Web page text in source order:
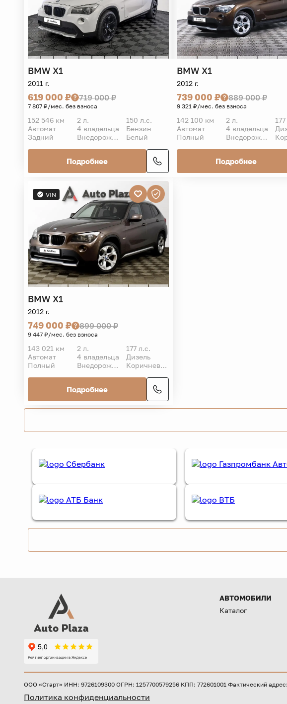
BMW X1
2011 г.
619 000 ₽ 719 000 ₽
7 807 ₽/мес. без взноса
152 546 км 2 л.
150 л.с.
Автомат
4 владельца
Бензин
Задний
Внедорожник 5 дв. Белый
Подробнее
BMW X1
2012 г.
739 000 ₽ 889 000 ₽
9 321 ₽/мес. без взноса
142 100 км 2 л.
Автомат
4 владельца
Полный
Внедорожник 5 дв.
Подробнее
VIN
BMW X1
2012 г.
749 000 ₽ 899 000 ₽
9 447 ₽/мес. без взноса
143 021 км 2 л.
177 л.с.
Автомат
4 владельца
Дизель
Полный
Внедорожник 5 дв. Коричневый
Подробнее
АВТОМОБИЛИ
Каталог
ООО «Старт» ИНН: 9726109300 ОГРН: 1257700579256 КПП: 772601001 Фактический
Политика конфиденциальности